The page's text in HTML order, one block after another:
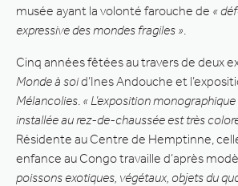
musée ayant la volonté farouche de «
expressive des mondes fragiles »
Cinq années fêtées au travers de deux
Monde à soid’Ines Andouche et
Mélancolies « L’exposition
installée au rez-de-chaussée est très
Résidente au Centre de Hemptinne,
enfance au Congo travaille d’après
poissons exotiques, végétaux, objets du